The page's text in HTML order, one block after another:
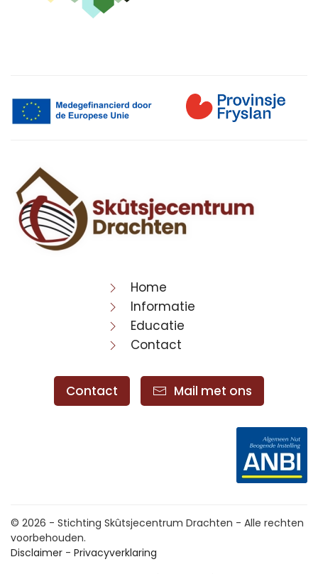
Home
Informatie
Educatie
Contact
Contact Mail met ons
© 2026 - Stichting Skûtsjecentrum Drachten - Alle rechten
voorbehouden.
Disclaimer - Privacyverklaring